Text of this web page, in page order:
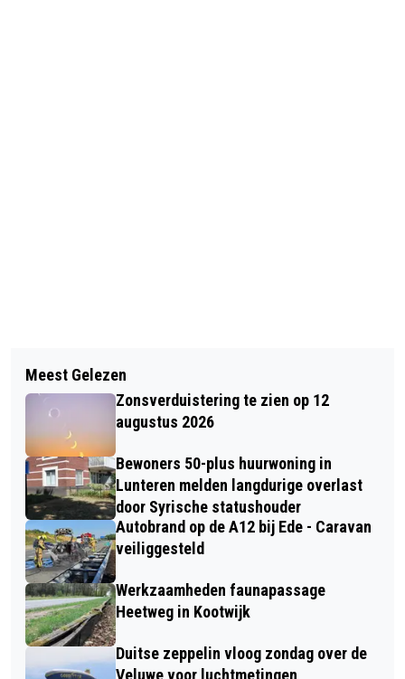
LET OP! A30 ZES NACHTEN
AFGESLOTEN
DE GEMEENTE BARNEVELD VOERT
ACTIEF CULTUURBELEID UIT - NIEUW:
EXPLOITATIESUBSIDIE CULTUUR
Meest Gelezen
Zonsverduistering te zien op 12
augustus 2026
Bewoners 50-plus huurwoning in
Lunteren melden langdurige overlast
door Syrische statushouder
Autobrand op de A12 bij Ede - Caravan
veiliggesteld
Werkzaamheden faunapassage
Heetweg in Kootwijk
Duitse zeppelin vloog zondag over de